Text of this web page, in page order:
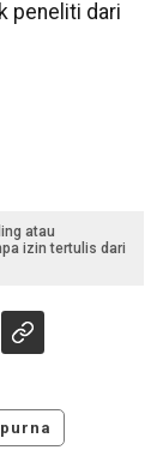
peneliti dari
atau
izin tertulis dari